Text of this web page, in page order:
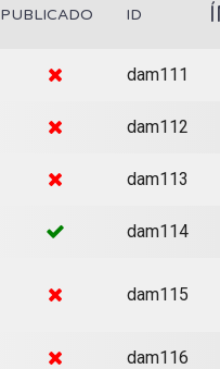
PUBLICADO ID
dam111
dam112
dam113
dam114
dam115
dam116